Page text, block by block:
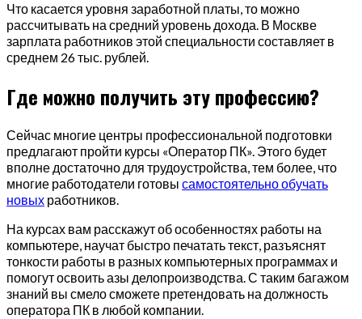
Что касается уровня заработной платы, то можно
рассчитывать на средний уровень дохода. В Москве
зарплата работников этой специальности составляет в
среднем 26 тыс. рублей.
Где можно получить эту профессию?
Сейчас многие центры профессиональной подготовки
предлагают пройти курсы «Оператор ПК». Этого будет
вполне достаточно для трудоустройства, тем более, что
многие работодатели готовы самостоятельно обучать
новых работников.
На курсах вам расскажут об особенностях работы на
компьютере, научат быстро печатать текст, разъяснят
тонкости работы в разных компьютерных программах и
помогут освоить азы делопроизводства. С таким багажом
знаний вы смело сможете претендовать на должность
оператора ПК в любой компании.